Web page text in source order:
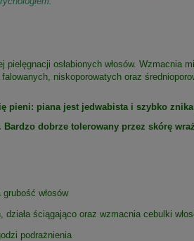
osłabionych włosów. Wzmacnia
niskoporowatych oraz
pieni: piana jest jedwabista i szybko
dobrze tolerowany przez skórę
włosów
działa ściągająco oraz wzmacnia cebulki
podrażnienia